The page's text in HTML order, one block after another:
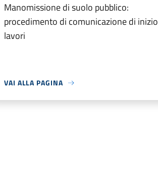
Manomissione di suolo pubblico:
procedimento di comunicazione di inizio
lavori
VAI ALLA PAGINA